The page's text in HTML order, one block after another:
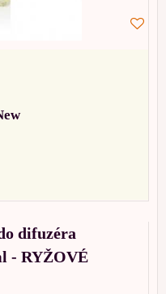
difuzéra
- RYŽOVÉ